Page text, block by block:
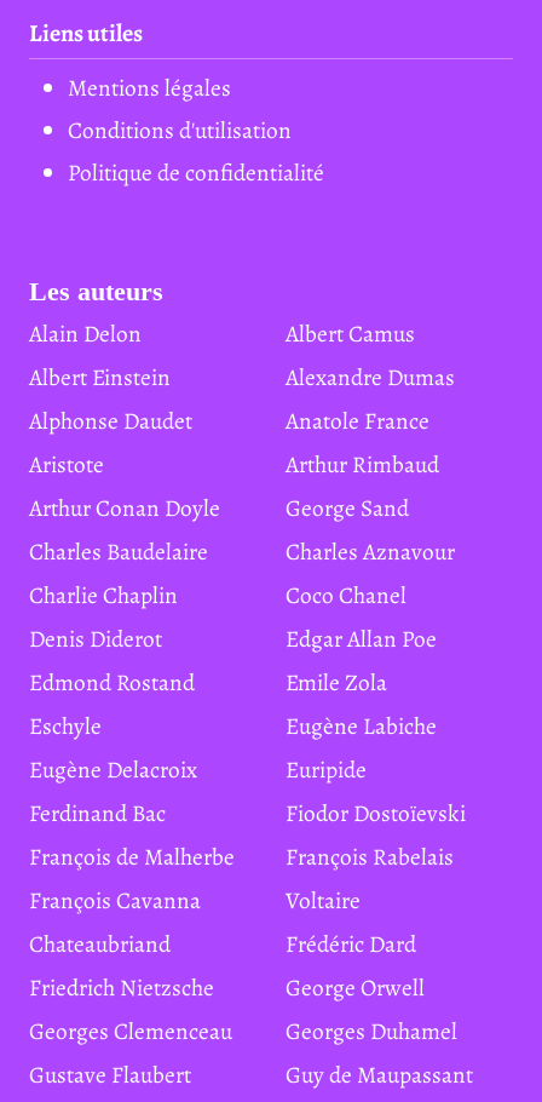
Liens utiles
Mentions légales
Conditions d'utilisation
Politique de confidentialité
Les auteurs
Alain Delon
Albert Camus
Albert Einstein
Alexandre Dumas
Alphonse Daudet
Anatole France
Aristote
Arthur Rimbaud
Arthur Conan Doyle
George Sand
Charles Baudelaire
Charles Aznavour
Charlie Chaplin
Coco Chanel
Denis Diderot
Edgar Allan Poe
Edmond Rostand
Emile Zola
Eschyle
Eugène Labiche
Eugène Delacroix
Euripide
Ferdinand Bac
Fiodor Dostoïevski
François de Malherbe
François Rabelais
François Cavanna
Voltaire
Chateaubriand
Frédéric Dard
Friedrich Nietzsche
George Orwell
Georges Clemenceau
Georges Duhamel
Gustave Flaubert
Guy de Maupassant